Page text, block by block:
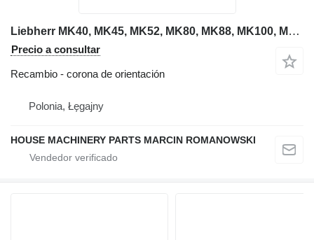
Liebherr MK40, MK45, MK52, MK80, MK88, MK100, MK110, MK140 corona de orientación para Liebherr MK40, MK45, MK52, MK80, MK88, MK100, MK110, MK140 grúa torre
Precio a consultar
Recambio - corona de orientación
Polonia, Łęgajny
HOUSE MACHINERY PARTS MARCIN ROMANOWSKI